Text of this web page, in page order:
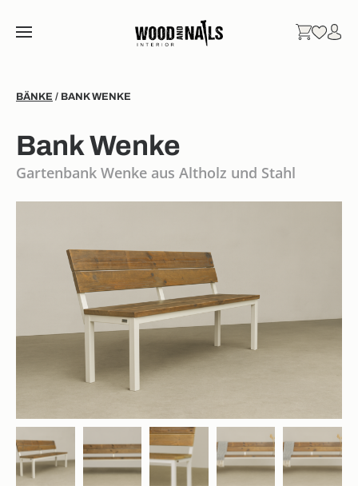
BÄNKE / BANK WENKE
Bank Wenke
Gartenbank Wenke aus Altholz und Stahl